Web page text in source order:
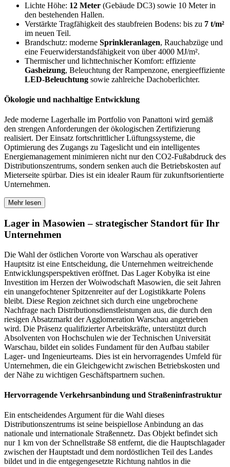
Lichte Höhe: 12 Meter (Gebäude DC3) sowie 10 Meter in
den bestehenden Hallen.
Verstärkte Tragfähigkeit des staubfreien Bodens: bis zu 7 t/m²
im neuen Teil.
Brandschutz: moderne Sprinkleranlagen, Rauchabzüge und
eine Feuerwiderstandsfähigkeit von über 4000 MJ/m².
Thermischer und lichttechnischer Komfort: effiziente
Gasheizung, Beleuchtung der Rampenzone, energieeffiziente
LED-Beleuchtung sowie zahlreiche Dachoberlichter.
Ökologie und nachhaltige Entwicklung
Jede moderne Lagerhalle im Portfolio von Panattoni wird gemäß
den strengen Anforderungen der ökologischen Zertifizierung
realisiert. Der Einsatz fortschrittlicher Lüftungssysteme, die
Optimierung des Zugangs zu Tageslicht und ein intelligentes
Energiemanagement minimieren nicht nur den CO2-Fußabdruck des
Distributionszentrums, sondern senken auch die Betriebskosten auf
Mieterseite spürbar. Dies ist ein idealer Raum für zukunftsorientierte
Unternehmen.
Mehr lesen
Lager in Masowien – strategischer Standort für Ihr
Unternehmen
Die Wahl der östlichen Vororte von Warschau als operativer
Hauptsitz ist eine Entscheidung, die Unternehmen weitreichende
Entwicklungsperspektiven eröffnet. Das Lager Kobyłka ist eine
Investition im Herzen der Woiwodschaft Masowien, die seit Jahren
ein unangefochtener Spitzenreiter auf der Logistikkarte Polens
bleibt. Diese Region zeichnet sich durch eine ungebrochene
Nachfrage nach Distributionsdienstleistungen aus, die durch den
riesigen Absatzmarkt der Agglomeration Warschau angetrieben
wird. Die Präsenz qualifizierter Arbeitskräfte, unterstützt durch
Absolventen von Hochschulen wie der Technischen Universität
Warschau, bildet ein solides Fundament für den Aufbau stabiler
Lager- und Ingenieurteams. Dies ist ein hervorragendes Umfeld für
Unternehmen, die ein Gleichgewicht zwischen Betriebskosten und
der Nähe zu wichtigen Geschäftspartnern suchen.
Hervorragende Verkehrsanbindung und Straßeninfrastruktur
Ein entscheidendes Argument für die Wahl dieses
Distributionszentrums ist seine beispiellose Anbindung an das
nationale und internationale Straßennetz. Das Objekt befindet sich
nur 1 km von der Schnellstraße S8 entfernt, die die Hauptschlagader
zwischen der Hauptstadt und dem nordöstlichen Teil des Landes
bildet und in die entgegengesetzte Richtung nahtlos in die